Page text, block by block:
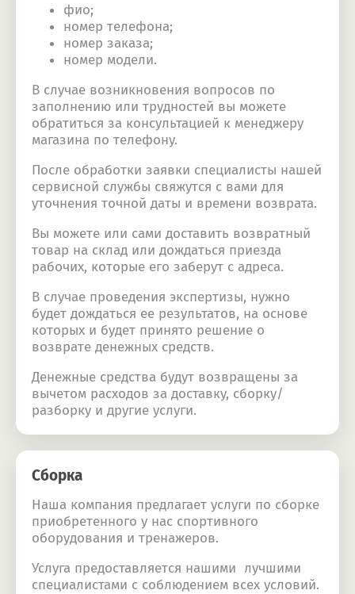
фио;
номер телефона;
номер заказа;
номер модели.
В случае возникновения вопросов по
заполнению или трудностей вы можете
обратиться за консультацией к менеджеру
магазина по телефону.
После обработки заявки специалисты нашей
сервисной службы свяжутся с вами для
уточнения точной даты и времени возврата.
Вы можете или сами доставить возвратный
товар на склад или дождаться приезда
рабочих, которые его заберут с адреса.
В случае проведения экспертизы, нужно
будет дождаться ее результатов, на основе
которых и будет принято решение о
возврате денежных средств.
Денежные средства будут возвращены за
вычетом расходов за доставку, сборку/
разборку и другие услуги.
Сборка
Наша компания предлагает услуги по сборке
приобретенного у нас спортивного
оборудования и тренажеров.
Услуга предоставляется нашими лучшими
специалистами с соблюдением всех условий.